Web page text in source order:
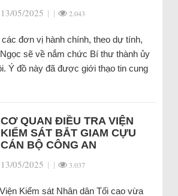
13/05/2025 | | 2.043
đơn vị hành chính, theo dự tính,
sẽ về nắm chức Bí thư thành ủy
Ý đồ này đã được giới thạo tin cung
CƠ QUAN ĐIỀU TRA VIỆN
KIỂM SÁT BẮT GIAM CỰU
CÁN BỘ CÔNG AN
13/05/2025 | | 3.037
Kiểm sát Nhân dân Tối cao vừa